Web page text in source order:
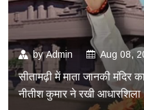
byAdmin Aug 08,
सीतामढ़ी में माता जानकी मंदिर
नीतीश कुमार ने रखी आधारशिला